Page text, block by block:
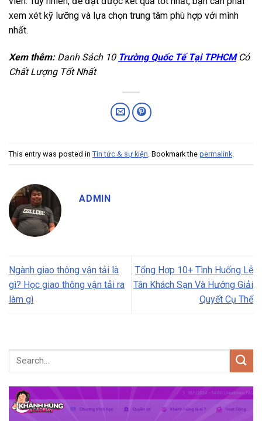
xem xét kỹ lưỡng và lựa chọn trung tâm phù hợp với mình
nhất.
Xem thêm: Danh Sách 10 Trường Quốc Tế Tại TPHCMCó
Chất Lượng Tốt Nhất
This entry was posted in Tin tức & sự kiện . Bookmark the permalink
ADMIN
Ngành giao thông vận tải là
gì? Học giao thông vận tải ra
làm gì
Tổng Hợp 10+ Tình Huống Lễ
Tân Khách Sạn Và Hướng Giải
Quyết Cụ Thể